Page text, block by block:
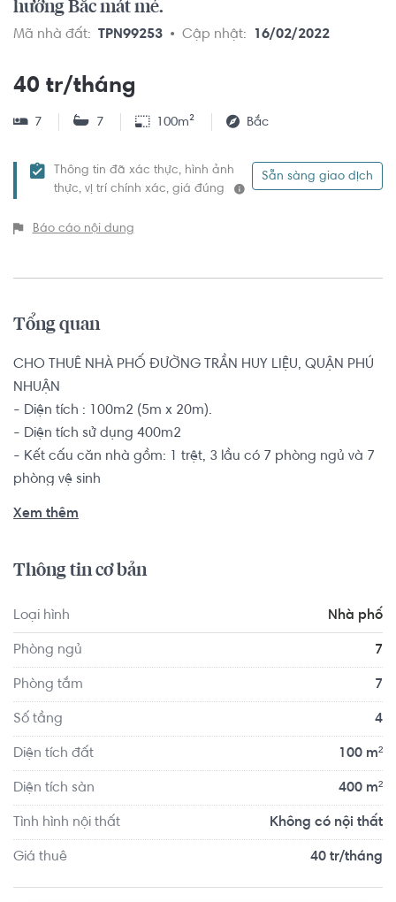
hướng Bắc mát mẻ.
Mã nhà đất: TPN99253 Cập nhật: 16/02/2022
40 tr/tháng
7 7 100m² Bắc
Thông tin đã xác thực, hình ảnh
thực, vị trí chính xác, giá đúng
Sẵn sàng giao dịch
Báo cáo nội dung
Tổng quan
CHO THUÊ NHÀ PHỐ ĐƯỜNG TRẦN HUY LIỆU, QUẬN PHÚ
NHUẬN
- Diện tích : 100m2 (5m x 20m).
- Diện tích sử dụng 400m2
- Kết cấu căn nhà gồm: 1 trệt, 3 lầu có 7 phòng ngủ và 7
phòng vệ sinh
có nội thất.
Vị trí căn nhà nằm tại quận Phú Nhuận, gần đường Phan
Đình Phùng, thuận lợi di chuyển sang các quận như: quận
phố mất 10 phút. Khu vực xung quanh có nhiều tiện ích
như: chợ Phú Nhuận, bệnh viện, bưu điện, cây xăng,
tiện nghi cho cá nhân và cả gia đình.
Xem thêm
Thông tin cơ bản
Loại hình Nhà phố
Phòng ngủ 7
Phòng tắm 7
Số tầng 4
Diện tích đất 100 m²
Diện tích sàn 400 m²
Tình hình nội thất Không có nội thất
Giá thuê 40 tr/tháng